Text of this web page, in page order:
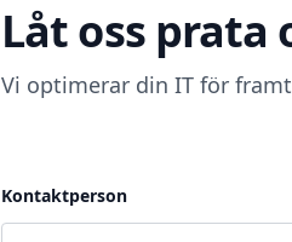
Låt oss prata
Vi optimerar din IT för
Kontaktperson